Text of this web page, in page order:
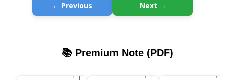
← Previous Next →
📚 Premium Note (PDF)